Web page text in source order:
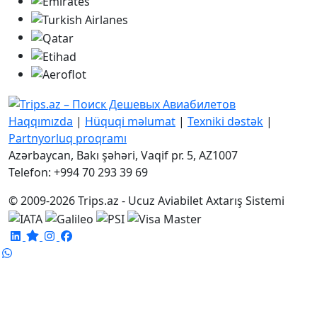
Haqqımızda | Hüquqi məlumat | Texniki dəstək |
Partnyorluq proqramı
Azərbaycan, Bakı şəhəri, Vaqif pr. 5, AZ1007
Telefon: +994 70 293 39 69
© 2009-2026 Trips.az - Ucuz Aviabilet Axtarış Sistemi